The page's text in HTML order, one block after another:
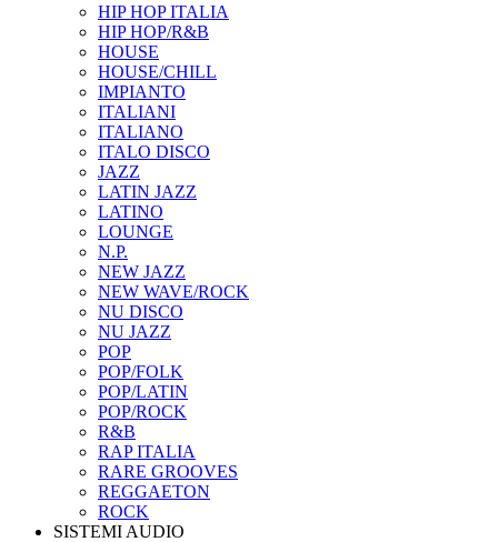
HIP HOP ITALIA
HIP HOP/R&B
HOUSE
HOUSE/CHILL
IMPIANTO
ITALIANI
ITALIANO
ITALO DISCO
JAZZ
LATIN JAZZ
LATINO
LOUNGE
N.P.
NEW JAZZ
NEW WAVE/ROCK
NU DISCO
NU JAZZ
POP
POP/FOLK
POP/LATIN
POP/ROCK
R&B
RAP ITALIA
RARE GROOVES
REGGAETON
ROCK
SISTEMI AUDIO